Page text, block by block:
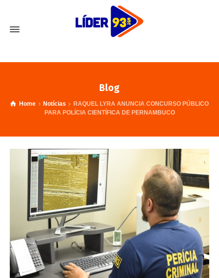
Blog
Home Notícias
RAQUEL LYRA ANUNCIA CONCURSO PÚBLICO
PARA POLÍCIA CIENTÍFICA DE PERNAMBUCO